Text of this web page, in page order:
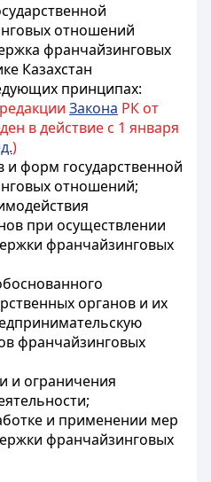
отношений
франчайзинговых
Казахстан
принципах:
Закона РК от
в действие с 1 января
)
и форм государственной
отношений;
при осуществлении
франчайзинговых
органов и их
франчайзинговых
и ограничения
и применении мер
франчайзинговых